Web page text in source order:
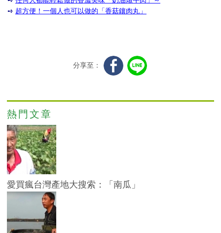
➺ 超方便！一個人也可以做的「香菇鑲肉丸」
分享至：
熱門文章
愛買瘋台灣產地大搜索：「南瓜」